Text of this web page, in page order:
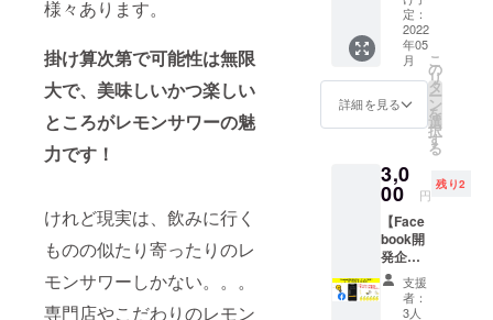
様々あります。
掛け算次第で可能性は無限
大で、美味しいかつ楽しい
ところがレモンサワーの魅
力です！
けれど現実は、飲みに行く
ものの似たり寄ったりのレ
モンサワーしかない。。。
専門店やこだわりのレモン
セージ
をメー
ルにて
お送り
させて
いただ
録に当
たって
は簡単
な審査
をさせ
ていた
だきま
す（公
序良俗
アプリ
内にお
名前掲
載】 ①
本プロ
ダクト
に込め
た想
のお気
に入り
レモン
サワー
提供店
MAP（
東京都
中心）
等を記
定：
2022
年05
月
詳細を見る
こ
の
リ
タ
ー
ン
を
選
択
す
る
3,0
00 円
残り2
【Face
book開
発企画
グルー
プへ招
待＆ア
支援
者：
3人